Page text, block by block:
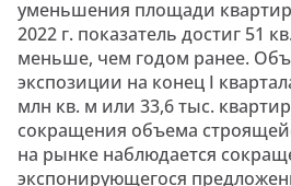
уменьшения площади
2022 г. показатель достиг 51
меньше, чем годом ранее.
экспозиции на конец I
млн кв. м или 33,6 тыс.
сокращения объема
на рынке наблюдается
экспонирующегося